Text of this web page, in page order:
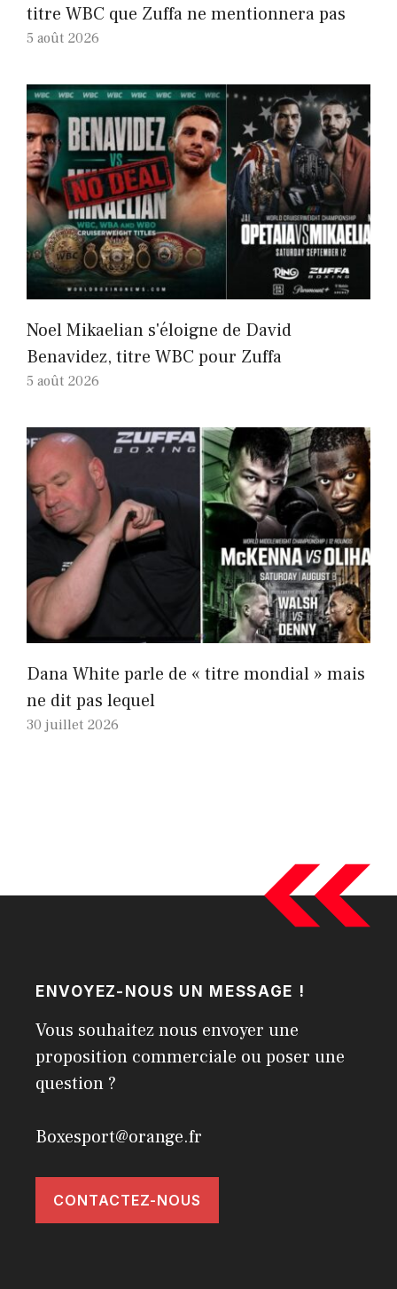
titre WBC que Zuffa ne mentionnera pas
5 août 2026
Noel Mikaelian s'éloigne de David
Benavidez, titre WBC pour Zuffa
5 août 2026
Dana White parle de « titre mondial » mais
ne dit pas lequel
30 juillet 2026
ENVOYEZ-NOUS UN MESSAGE !
Vous souhaitez nous envoyer une
proposition commerciale ou poser une
question ?
Boxesport@orange.fr
CONTACTEZ-NOUS